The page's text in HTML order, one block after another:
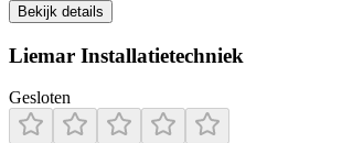
Bekijk details
Liemar Installatietechniek
Gesloten